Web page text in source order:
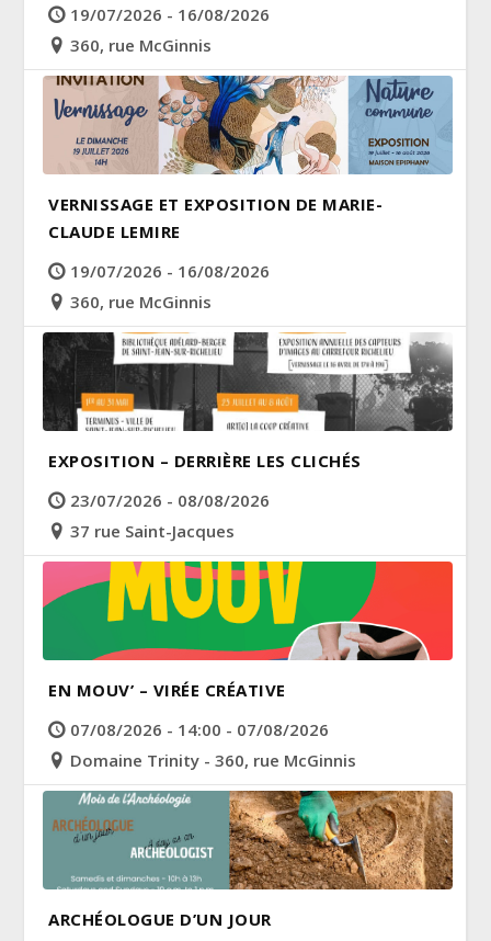
19/07/2026 - 16/08/2026
360, rue McGinnis
VERNISSAGE ET EXPOSITION DE MARIE-
CLAUDE LEMIRE
19/07/2026 - 16/08/2026
360, rue McGinnis
EXPOSITION – DERRIÈRE LES CLICHÉS
23/07/2026 - 08/08/2026
37 rue Saint-Jacques
EN MOUV’ – VIRÉE CRÉATIVE
07/08/2026 - 14:00 - 07/08/2026
Domaine Trinity - 360, rue McGinnis
ARCHÉOLOGUE D’UN JOUR